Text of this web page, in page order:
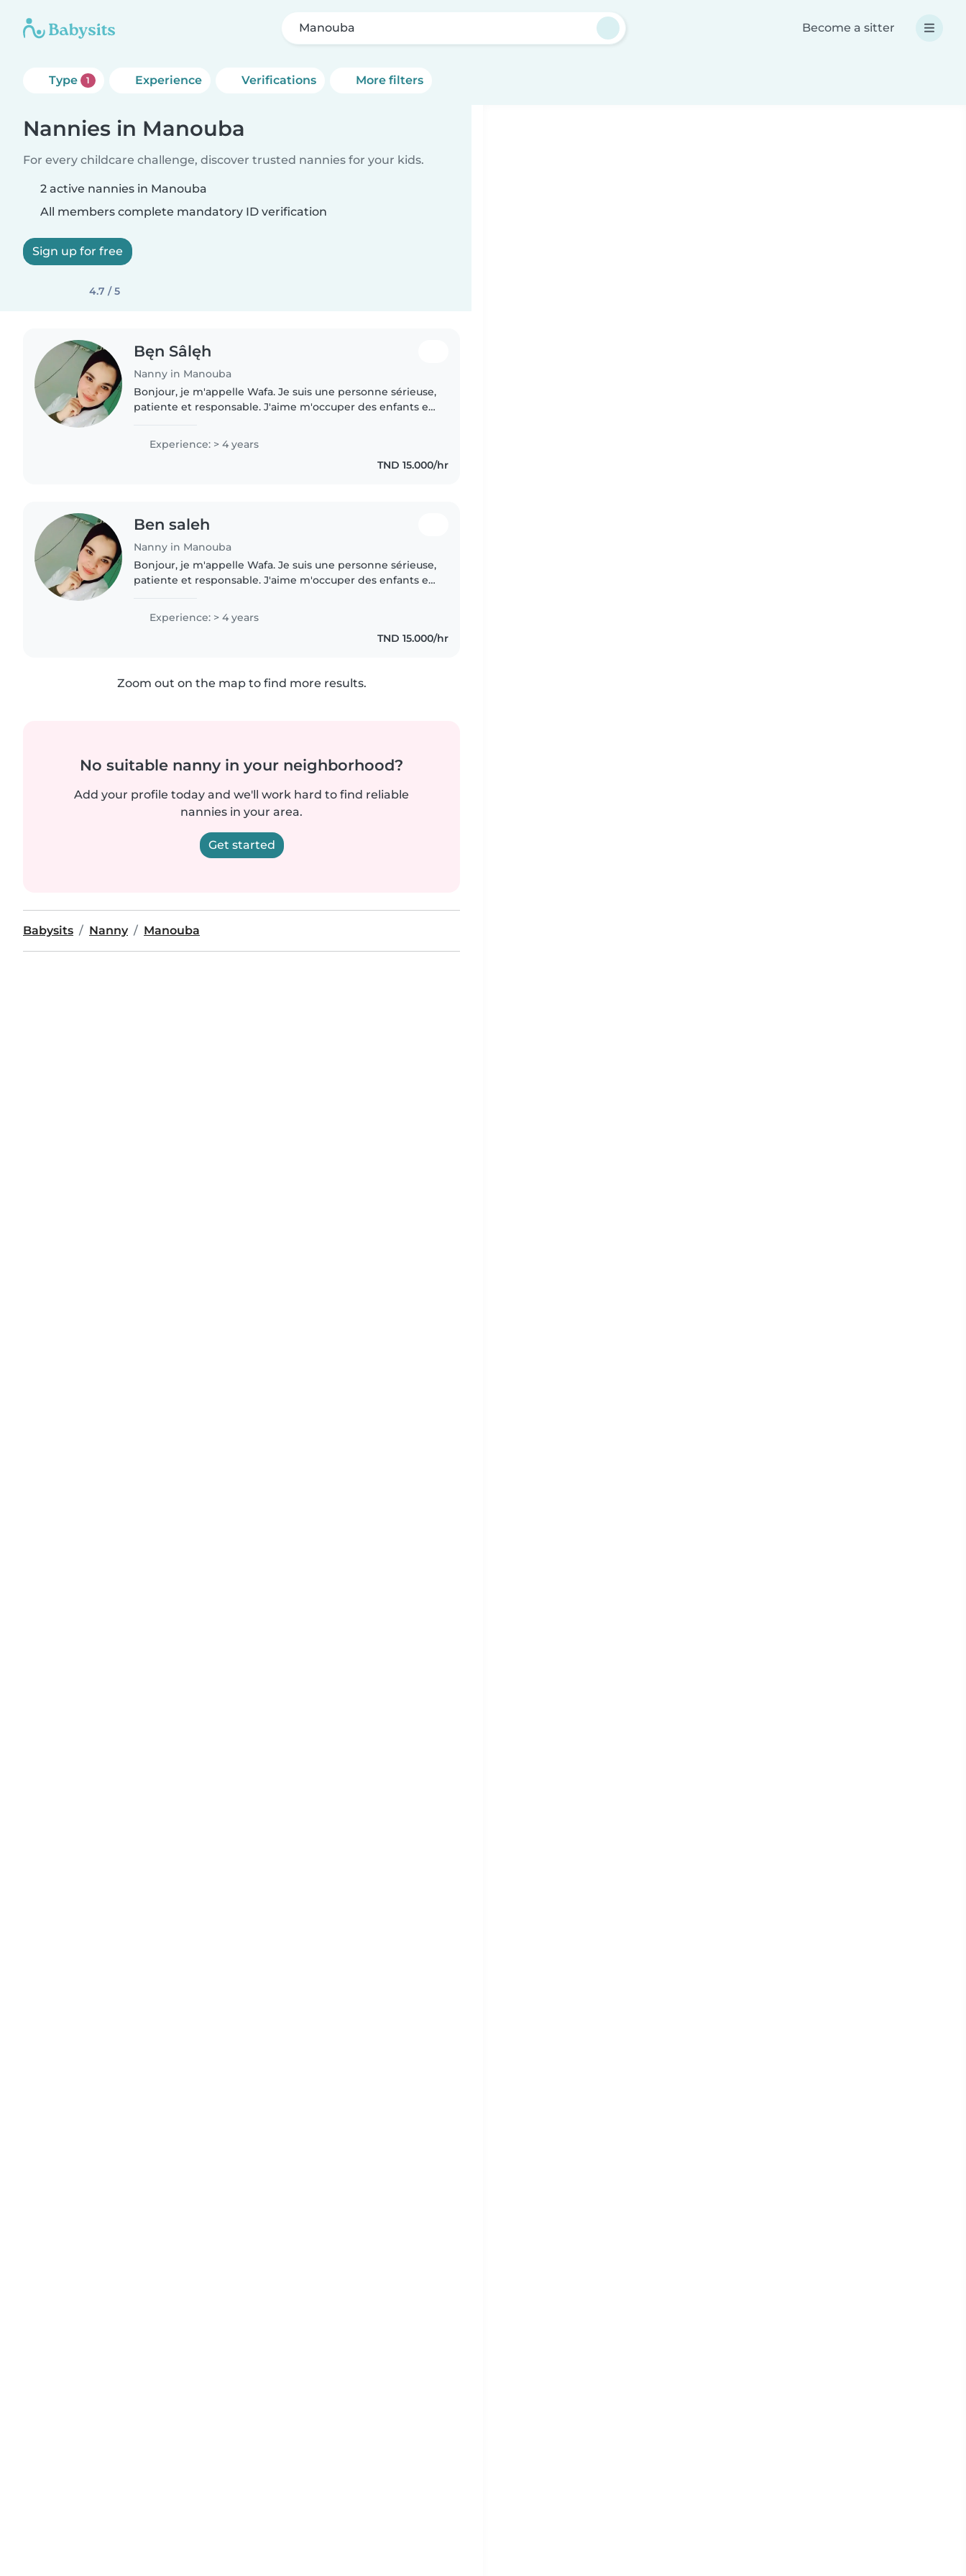
Manouba Become a sitter
Type 1 Experience Verifications More filters
Nannies in Manouba
For every childcare challenge, discover trusted nannies for your kids.
2 active nannies in Manouba
All members complete mandatory ID verification
Sign up for free
4.7 / 5
Bęn Sâlęh
Nanny in Manouba
Bonjour, je m'appelle Wafa. Je suis une personne sérieuse,
patiente et responsable. J'aime m'occuper des enfants et
l'accompagnement des..
Experience: > 4 years
TND 15.000/hr
Ben saleh
Nanny in Manouba
Bonjour, je m'appelle Wafa. Je suis une personne sérieuse,
patiente et responsable. J'aime m'occuper des enfants et
Experience: > 4 years
TND 15.000/hr
Zoom out on the map to find more results.
No suitable nanny in your neighborhood?
Add your profile today and we'll work hard to find reliable
nannies in your area.
Get started
Babysits Nanny Manouba